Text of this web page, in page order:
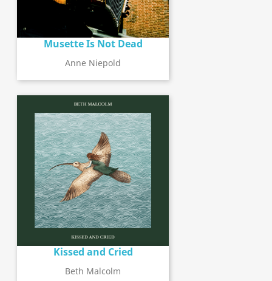
Musette Is Not Dead
Anne Niepold
Kissed and Cried
Beth Malcolm